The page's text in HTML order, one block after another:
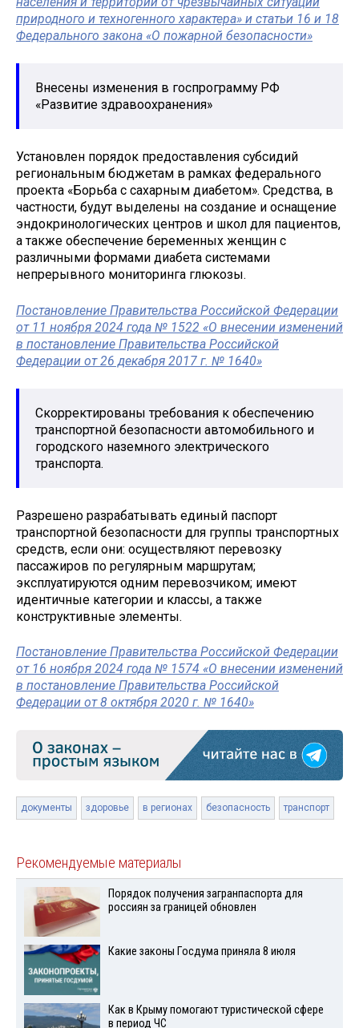
природного и техногенного характера» и статьи 16 и 18
Федерального закона «О пожарной безопасности»
Внесены изменения в госпрограмму РФ
«Развитие здравоохранения»
Установлен порядок предоставления субсидий
региональным бюджетам в рамках федерального
проекта «Борьба с сахарным диабетом». Средства, в
частности, будут выделены на создание и оснащение
эндокринологических центров и школ для пациентов,
а также обеспечение беременных женщин с
различными формами диабета системами
непрерывного мониторинга глюкозы.
Постановление Правительства Российской Федерации
от 11 ноября 2024 года № 1522 «О внесении изменений
в постановление Правительства Российской
Федерации от 26 декабря 2017 г. № 1640»
Скорректированы требования к обеспечению
транспортной безопасности автомобильного и
городского наземного электрического
транспорта.
Разрешено разрабатывать единый паспорт
транспортной безопасности для группы транспортных
средств, если они: осуществляют перевозку
пассажиров по регулярным маршрутам;
эксплуатируются одним перевозчиком; имеют
идентичные категории и классы, а также
конструктивные элементы.
Постановление Правительства Российской Федерации
от 16 ноября 2024 года № 1574 «О внесении изменений
в постановление Правительства Российской
Федерации от 8 октября 2020 г. № 1640»
документы здоровье в регионах безопасность транспорт
Рекомендуемые материалы
Порядок получения загранпаспорта для
россиян за границей обновлен
Какие законы Госдума приняла 8 июля
Как в Крыму помогают туристической сфере
в период ЧС